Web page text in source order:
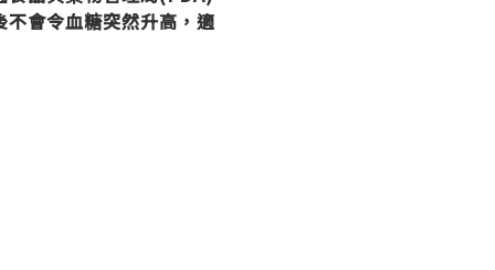
不會令血糖突然升高，適